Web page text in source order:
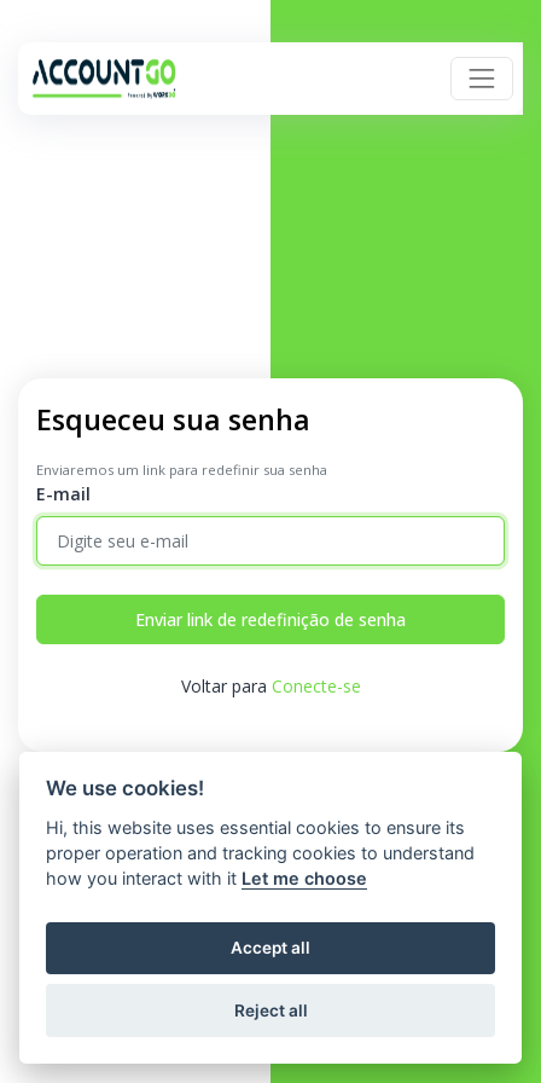
Esqueceu sua senha
Enviaremos um link para redefinir sua senha
E-mail
Enviar link de redefinição de senha
Voltar para Conecte-se
© 2026 AccountGo SaaS
We use cookies!
Hi, this website uses essential cookies to ensure its
proper operation and tracking cookies to understand
how you interact with it Let me choose
Accept all
Reject all